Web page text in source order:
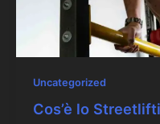
Uncategorized
Cos’è lo